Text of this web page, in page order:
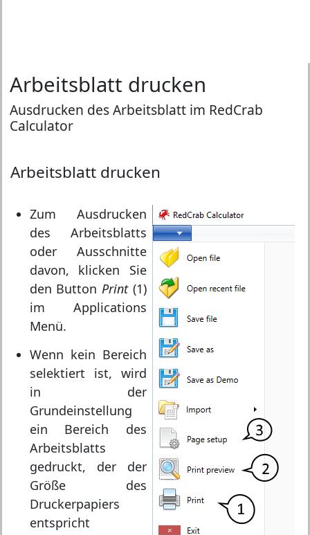
Arbeitsblatt drucken
Ausdrucken des Arbeitsblatt im RedCrab
Calculator
Arbeitsblatt drucken
Zum Ausdrucken
des Arbeitsblatts
oder Ausschnitte
davon, klicken Sie
den Button Print(1)
im Applications
Menü.
Wenn kein Bereich
selektiert ist, wird
in der
Grundeinstellung
ein Bereich des
Arbeitsblatts
gedruckt, der der
Größe des
Druckerpapiers
entspricht